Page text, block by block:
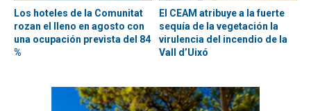
Los hoteles de la Comunitat
rozan el lleno en agosto con
una ocupación prevista del 84
%
El CEAM atribuye a la fuerte
sequía de la vegetación la
virulencia del incendio de la
Vall d’Uixó